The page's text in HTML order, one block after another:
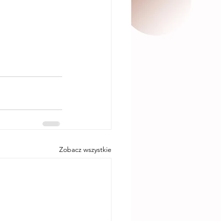
Zobacz wszystkie